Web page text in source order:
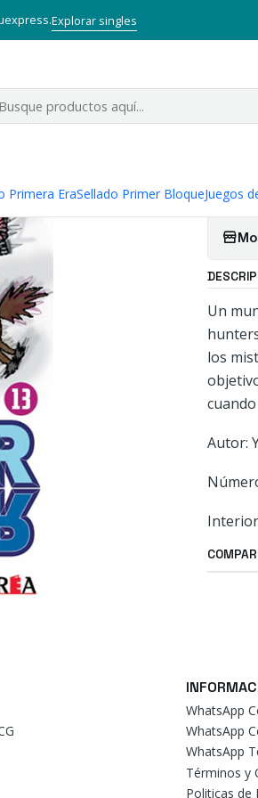
Primera EraSellado Primer BloqueJuegos
Explorar singles
Inicio Mangas Tankobon
Un
los
Autor:
Interior
WhatsApp
WhatsApp
WhatsApp
Términos y
Politicas de